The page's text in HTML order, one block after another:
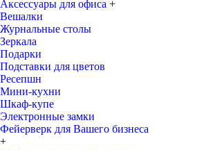
Аксессуары для офиса +
Вешалки
Журнальные столы
Зеркала
Подарки
Подставки для цветов
Ресепшн
Мини-кухни
Шкаф-купе
Электронные замки
Фейерверк для Вашего бизнеса
+